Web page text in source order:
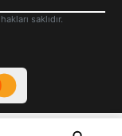
saklıdır.